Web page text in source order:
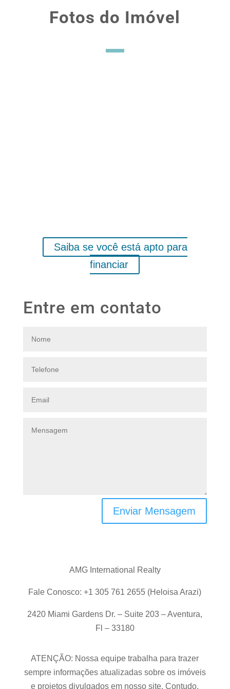
Fotos do Imóvel
Saiba se você está apto para
financiar
Entre em contato
Enviar Mensagem
AMG International Realty
Fale Conosco: +1 305 761 2655 (Heloisa Arazi)
2420 Miami Gardens Dr. – Suite 203 – Aventura,
Fl – 33180
ATENÇÃO: Nossa equipe trabalha para trazer
sempre informações atualizadas sobre os imóveis
e projetos divulgados em nosso site. Contudo,